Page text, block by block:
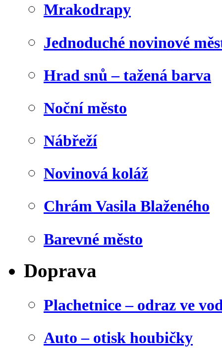
Mrakodrapy
Jednoduché novinové
Hrad snů – tažená barva
Noční město
Nábřeží
Novinová koláž
Chrám Vasila Blaženého
Barevné město
Doprava
Plachetnice – odraz ve
Auto – otisk houbičky